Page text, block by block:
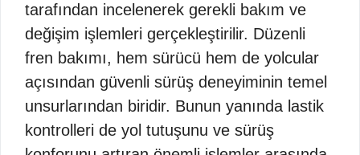
tarafından incelenerek gerekli bakım ve
değişim işlemleri gerçekleştirilir. Düzenli
fren bakımı, hem sürücü hem de yolcular
açısından güvenli sürüş deneyiminin temel
unsurlarından biridir. Bunun yanında lastik
kontrolleri de yol tutuşunu ve sürüş